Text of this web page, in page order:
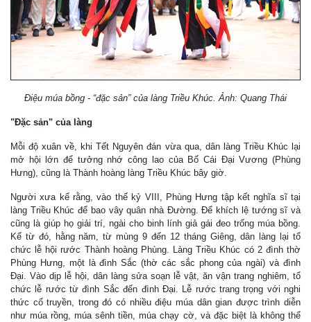
Điệu múa bồng - “đặc sản” của làng Triều Khúc. Ảnh: Quang Thái
"Đặc sản" của làng
Mỗi độ xuân về, khi Tết Nguyên đán vừa qua, dân làng Triều Khúc lại
mở hội lớn để tưởng nhớ công lao của Bố Cái Đại Vương (Phùng
Hưng), cũng là Thành hoàng làng Triều Khúc bây giờ.
Người xưa kể rằng, vào thế kỷ VIII, Phùng Hưng tập kết nghĩa sĩ tại
làng Triều Khúc để bao vây quân nhà Đường. Để khích lệ tướng sĩ và
cũng là giúp họ giải trí, ngài cho binh lính giả gái đeo trống múa bồng.
Kể từ đó, hằng năm, từ mùng 9 đến 12 tháng Giêng, dân làng lại tổ
chức lễ hội rước Thành hoàng Phùng. Làng Triều Khúc có 2 đình thờ
Phùng Hưng, một là đình Sắc (thờ các sắc phong của ngài) và đình
Đại. Vào dịp lễ hội, dân làng sửa soạn lễ vật, ăn vận trang nghiêm, tổ
chức lễ rước từ đình Sắc đến đình Đại. Lễ rước trang trọng với nghi
thức cổ truyền, trong đó có nhiều điệu múa dân gian được trình diễn
như múa rồng, múa sênh tiền, múa chạy cờ, và đặc biệt là không thể